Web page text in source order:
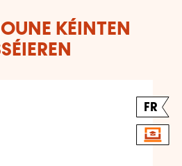
KÉINTEN
FR